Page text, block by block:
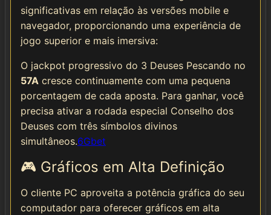
significativas em relação às versões mobile e
navegador, proporcionando uma experiência de
jogo superior e mais imersiva:
O jackpot progressivo do 3 Deuses Pescando no
57A cresce continuamente com uma pequena
porcentagem de cada aposta. Para ganhar, você
precisa ativar a rodada especial Conselho dos
Deuses com três símbolos divinos
simultâneos.6Gbet
🎮 Gráficos em Alta Definição
O cliente PC aproveita a potência gráfica do seu
computador para oferecer gráficos em alta